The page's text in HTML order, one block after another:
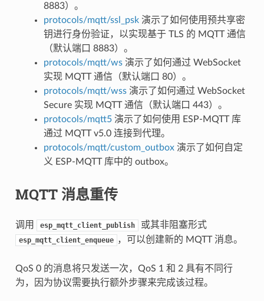
8883）。
protocols/mqtt/ssl_psk演示了如何使用预共享密
钥进行身份验证，以实现基于 TLS 的 MQTT 通信
（默认端口 8883）。
protocols/mqtt/ws演示了如何通过 WebSocket
实现 MQTT 通信（默认端口 80）。
protocols/mqtt/wss演示了如何通过 WebSocket
Secure 实现 MQTT 通信（默认端口 443）。
protocols/mqtt5演示了如何使用 ESP-MQTT 库
通过 MQTT v5.0 连接到代理。
protocols/mqtt/custom_outbox演示了如何自定
义 ESP-MQTT 库中的 outbox。
MQTT 消息重传
调用 esp_mqtt_client_publish 或其非阻塞形式
esp_mqtt_client_enqueue ，可以创建新的 MQTT 消息。
QoS 0 的消息将只发送一次，QoS 1 和 2 具有不同行
为，因为协议需要执行额外步骤来完成该过程。